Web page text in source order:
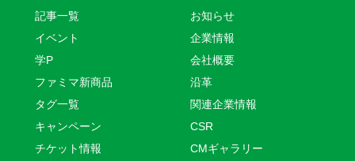
記事一覧
イベント
学P
ファミマ新商品
タグ一覧
キャンペーン
チケット情報
お知らせ
企業情報
会社概要
沿革
関連企業情報
CSR
CMギャラリー